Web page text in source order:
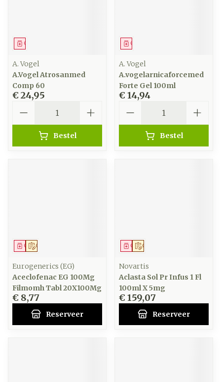
Geneesmiddel
A. Vogel
A.Vogel Atrosanmed
Comp 60
€ 24,95
Bestel
Geneesmiddel
A. Vogel
A.vogelarnicaforcemed
Forte Gel 100ml
€ 14,94
Bestel
Op voorschrift
Geneesmiddel
Eurogenerics (EG)
Aceclofenac EG 100Mg
Filmomh Tabl 20X100Mg
€ 8,77
Reserveer
Op voorschrift
Geneesmiddel
Novartis
Aclasta Sol Pr Infus 1 Fl
100ml X 5mg
€ 159,07
Reserveer